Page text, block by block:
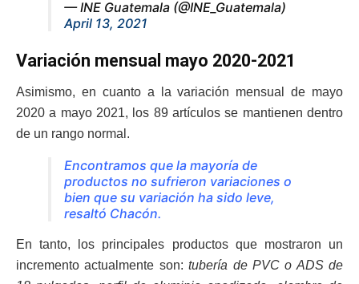
— INE Guatemala (@INE_Guatemala)
April 13, 2021
Variación mensual mayo 2020-2021
Asimismo, en cuanto a la variación mensual de mayo
2020 a mayo 2021, los 89 artículos se mantienen dentro
de un rango normal.
Encontramos que la mayoría de
productos no sufrieron variaciones o
bien que su variación ha sido leve,
resaltó Chacón.
En tanto, los principales productos que mostraron un
incremento actualmente son: tubería de PVC o ADS de